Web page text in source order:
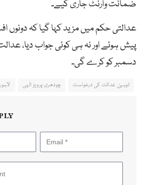
ضمانت وارنٹ جاری کیے۔
عدالتی حکم میں مزید کہا گیا کہ دونوں
دسمبر کو کرے گی۔
توہین عدالت کی درخواست چودھری پرویز الٰہی